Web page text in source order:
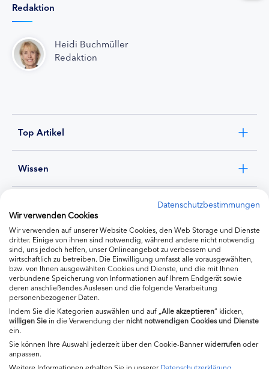
Redaktion
Heidi Buchmüller
Redaktion
Top Artikel
Wissen
Ernährung
Produkte
Datenschutzbestimmungen
Wir verwenden Cookies
Wir verwenden auf unserer Website Cookies, den Web Storage und Dienste
dritter. Einige von ihnen sind notwendig, während andere nicht notwendig
sind, uns jedoch helfen, unser Onlineangebot zu verbessern und
wirtschaftlich zu betreiben. Die Einwilligung umfasst alle vorausgewählten,
bzw. von Ihnen ausgewählten Cookies und Dienste, und die mit Ihnen
verbundene Speicherung von Informationen auf Ihrem Endgerät sowie
deren anschließendes Auslesen und die folgende Verarbeitung
personenbezogener Daten.
Indem Sie die Kategorien auswählen und auf „ Alle akzeptieren“ klicken,
willigenSie in die Verwendung dernicht notwendigen Cookies und Dienste
ein.
Sie können Ihre Auswahl jederzeit über den Cookie-Bannerwiderrufenoder
anpassen.
Weitere Informationen erhalten Sie in unsererDatenschutzerklärung